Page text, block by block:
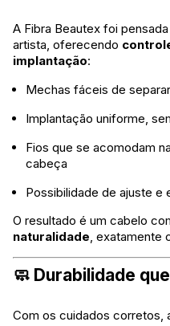
A Fibra Beautex foi
artista, oferecendo
implantação:
Mechas fáceis de
Implantação uniforme,
Fios que se acomodam
cabeça
Possibilidade de ajuste e
O resultado é um cabelo
naturalidade, exatamente
🧼 Durabilidade
Com os cuidados corretos,